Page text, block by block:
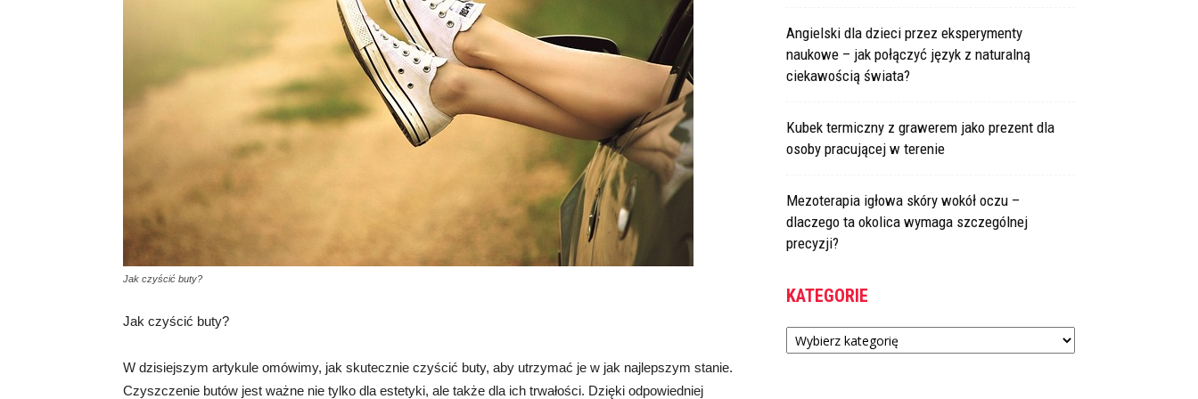
Jak czyścić buty?
Jak czyścić buty?
W dzisiejszym artykule omówimy, jak skutecznie czyścić buty, aby utrzymać je w jak najlepszym stanie.
Czyszczenie butów jest ważne nie tylko dla estetyki, ale także dla ich trwałości. Dzięki odpowiedniej
Angielski dla dzieci przez eksperymenty
naukowe – jak połączyć język z naturalną
ciekawością świata?
Kubek termiczny z grawerem jako prezent dla
osoby pracującej w terenie
Mezoterapia igłowa skóry wokół oczu –
dlaczego ta okolica wymaga szczególnej
precyzji?
KATEGORIE
Kategorie